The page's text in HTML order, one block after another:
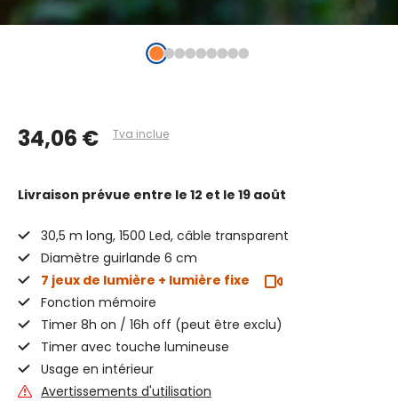
34,06 € Tva inclue
Livraison prévue entre le 12 et le 19 août
30,5 m long, 1500 Led, câble transparent
Diamètre guirlande 6 cm
7 jeux de lumière + lumière fixe
Fonction mémoire
Timer 8h on / 16h off (peut être exclu)
Timer avec touche lumineuse
Usage en intérieur
Avertissements d'utilisation